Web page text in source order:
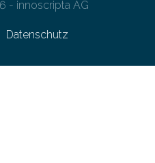
- innoscripta AG
Datenschutz